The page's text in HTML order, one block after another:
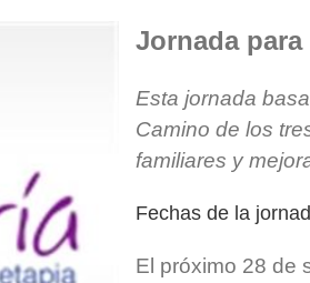
Jornada
Esta jornada
Camino de los
familiares y
Fechas de la
El próximo 28 de